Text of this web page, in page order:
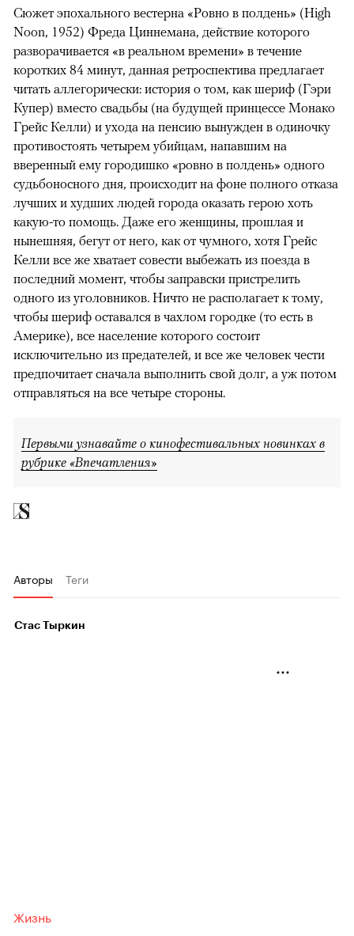
Сюжет эпохального вестерна «Ровно в полдень» (High
Noon, 1952) Фреда Циннемана, действие которого
разворачивается «в реальном времени» в течение
коротких 84 минут, данная ретроспектива предлагает
читать аллегорически: история о том, как шериф (Гэри
Купер) вместо свадьбы (на будущей принцессе Монако
Грейс Келли) и ухода на пенсию вынужден в одиночку
противостоять четырем убийцам, напавшим на
вверенный ему городишко «ровно в полдень» одного
судьбоносного дня, происходит на фоне полного отказа
лучших и худших людей города оказать герою хоть
какую-то помощь. Даже его женщины, прошлая и
нынешняя, бегут от него, как от чумного, хотя Грейс
Келли все же хватает совести выбежать из поезда в
последний момент, чтобы заправски пристрелить
одного из уголовников. Ничто не располагает к тому,
чтобы шериф оставался в чахлом городке (то есть в
Америке), все население которого состоит
исключительно из предателей, и все же человек чести
предпочитает сначала выполнить свой долг, а уж потом
отправляться на все четыре стороны.
Первыми узнавайте о кинофестивальных новинках в
рубрике «Впечатления»
Авторы Теги
Стас Тыркин
Жизнь